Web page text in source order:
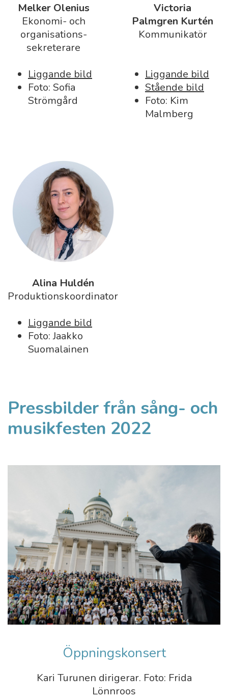
Melker Olenius
Ekonomi- och
organisations-
sekreterare
Victoria
Palmgren Kurtén
Kommunikatör
Liggande bild
Foto: Sofia
Strömgård
Liggande bild
Stående bild
Foto: Kim
Malmberg
Alina Huldén
Produktionskoordinator
Liggande bild
Foto: Jaakko
Suomalainen
Pressbilder från sång- och
musikfesten 2022
Öppningskonsert
Kari Turunen dirigerar. Foto: Frida
Lönnroos